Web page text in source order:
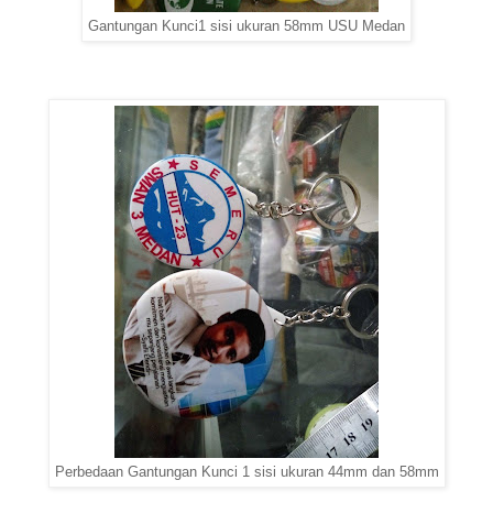
Gantungan Kunci1 sisi ukuran 58mm USU Medan
Perbedaan Gantungan Kunci 1 sisi ukuran 44mm dan 58mm